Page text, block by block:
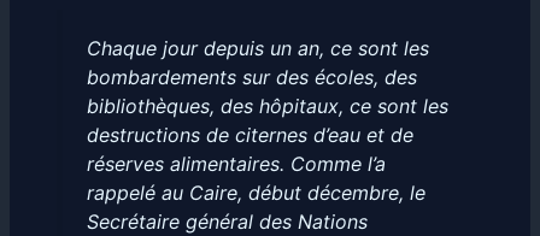
Chaque jour depuis un an, ce sont les
bombardements sur des écoles, des
bibliothèques, des hôpitaux, ce sont les
destructions de citernes d’eau et de
réserves alimentaires. Comme l’a
rappelé au Caire, début décembre, le
Secrétaire général des Nations